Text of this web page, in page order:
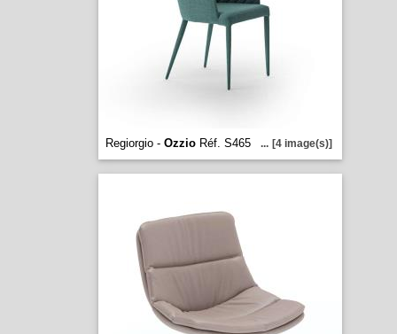
Regiorgio - OzzioRéf. S465 ... [4 image(s)]